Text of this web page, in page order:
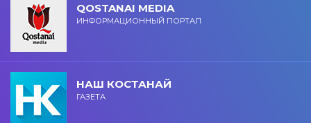
QOSTANAI MEDIA
ИНФОРМАЦИОННЫЙ ПОРТАЛ
НАШ КОСТАНАЙ
ГАЗЕТА